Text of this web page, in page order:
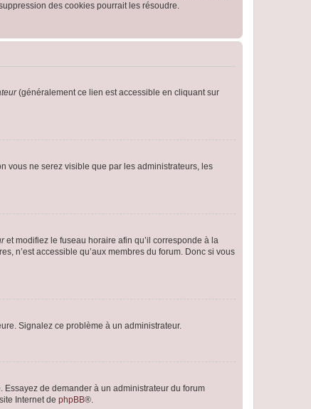
des cookies pourrait les résoudre.
(généralement ce lien est accessible en cliquant sur
vous ne serez visible que par les administrateurs, les
et modifiez le fuseau horaire afin qu’il corresponde à la
n’est accessible qu’aux membres du forum. Donc si vous
Signalez ce problème à un administrateur.
Essayez de demander à un administrateur du forum
Internet de phpBB®.